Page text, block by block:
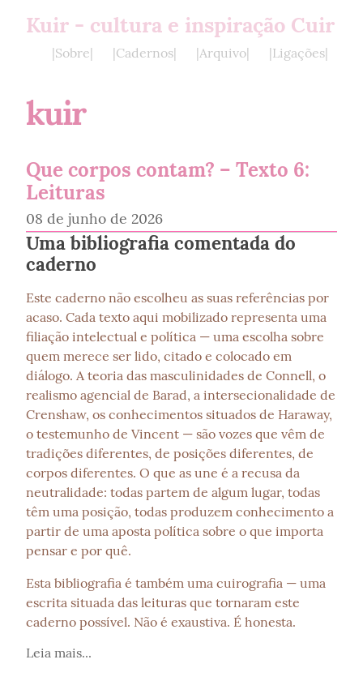
Kuir - cultura e inspiração Cuir
|Sobre| |Cadernos| |Arquivo| |Ligações|
kuir
Que corpos contam? – Texto 6:
Leituras
08 de junho de 2026
Uma bibliografia comentada do
caderno
Este caderno não escolheu as suas referências por
acaso. Cada texto aqui mobilizado representa uma
filiação intelectual e política — uma escolha sobre
quem merece ser lido, citado e colocado em
diálogo. A teoria das masculinidades de Connell, o
realismo agencial de Barad, a intersecionalidade de
Crenshaw, os conhecimentos situados de Haraway,
o testemunho de Vincent — são vozes que vêm de
tradições diferentes, de posições diferentes, de
corpos diferentes. O que as une é a recusa da
neutralidade: todas partem de algum lugar, todas
têm uma posição, todas produzem conhecimento a
partir de uma aposta política sobre o que importa
pensar e por quê.
Esta bibliografia é também uma cuirografia — uma
escrita situada das leituras que tornaram este
caderno possível. Não é exaustiva. É honesta.
Leia mais...